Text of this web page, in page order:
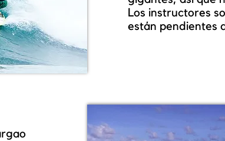
Los instructores
están pendientes